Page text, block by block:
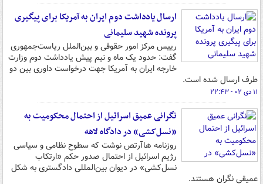
ارسال یادداشت دوم ایران به آمریکا برای پیگیری
پرونده شهید سلیمانی
رییس مرکز امور حقوقی و بین‌الملل ریاست‌جمهوری
گفت: حدود یک ماه و نیم پیش یادداشت دوم وزارت
خارجه ایران به آمریکا جهت درخواست داوری بین دو
طرف ارسال شده است.
۱۱ دی ۰۲ - ۲۲:۴۳
نگرانی عمیق اسرائیل از احتمال محکومیت به
«نسل‌کشی» در دادگاه لاهه
روزنامه هاآرتص نوشت که سطوح نظامی و سیاسی
رژیم اسرائیل از احتمال صدور حکم «ارتکاب
نسل‌کشی» در دیوان بین‌المللی دادگستری به شکل
عمیقی نگران هستند.